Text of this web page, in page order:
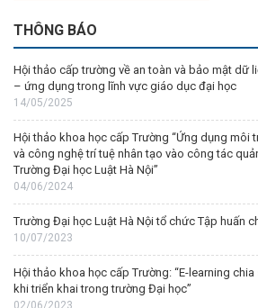
THÔNG BÁO
Hội thảo cấp trường về an toàn và bảo mật dữ
– ứng dụng trong lĩnh vực giáo dục đại học
14/05/2025
Hội thảo khoa học cấp Trường “Ứng dụng môi
và công nghệ trí tuệ nhân tạo vào công tác
Trường Đại học Luật Hà Nội”
04/06/2024
Trường Đại học Luật Hà Nội tổ chức Tập huấn
10/07/2023
Hội thảo khoa học cấp Trường: “E-learning
khi triển khai trong trường Đại học”